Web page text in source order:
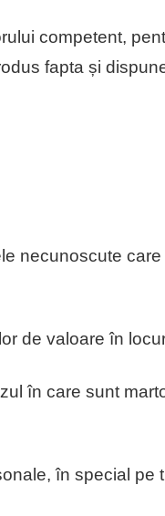
competent,
fapta și
care
de valoare în
în care sunt
în special pe